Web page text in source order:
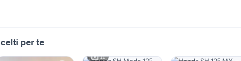
per te
11